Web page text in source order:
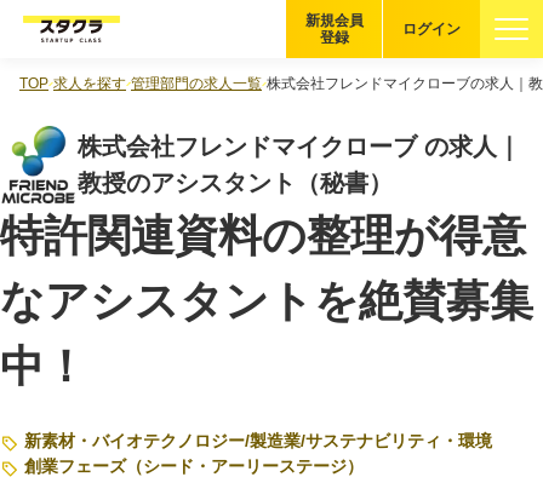
企業を探す
適性診断 無料・5分
スタクラが選ばれる理由
スタートアップ厳選の仕組み
登録者の転職・副業実績
ログイン
新規会員
登録
TOP 求人を探す 管理部門の求人一覧 株式会社フレンドマイクローブの求人｜
株式会社フレンドマイクローブ の求人｜
教授のアシスタント（秘書）
特許関連資料の整理が得意
なアシスタントを絶賛募集
中！
新素材・バイオテクノロジー/製造業/サステナビリティ・環境
創業フェーズ（シード・アーリーステージ）